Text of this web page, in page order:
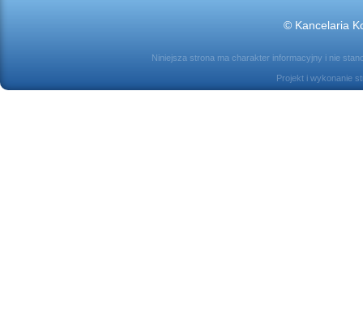
© Kancelaria
Niniejsza strona ma charakter informacyjny i nie
Projekt i wykonanie